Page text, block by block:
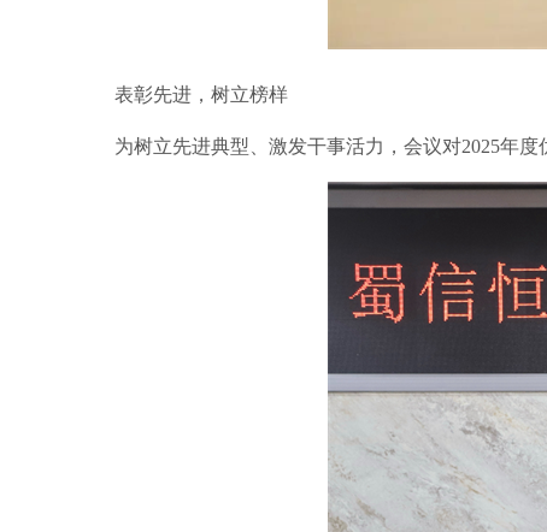
表彰先进，树立榜样
为树立先进典型、激发干事活力，会议对2025年